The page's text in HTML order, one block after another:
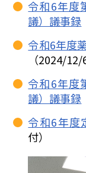
令和6年度
議）議事録
令和6年度
（2024/12/
令和6年度
議）議事録
令和6年度
付）